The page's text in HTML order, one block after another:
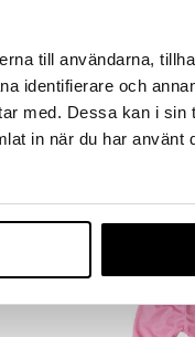
till användarna,
identifierare och
med. Dessa kan i sin
in när du har använt
Lillan & Friends
LILLAN & FRIENDS
95 kr